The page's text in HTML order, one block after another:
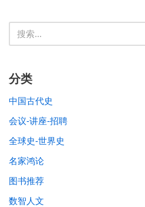
分类
中国古代史
会议-讲座-招聘
全球史-世界史
名家鸿论
图书推荐
数智人文